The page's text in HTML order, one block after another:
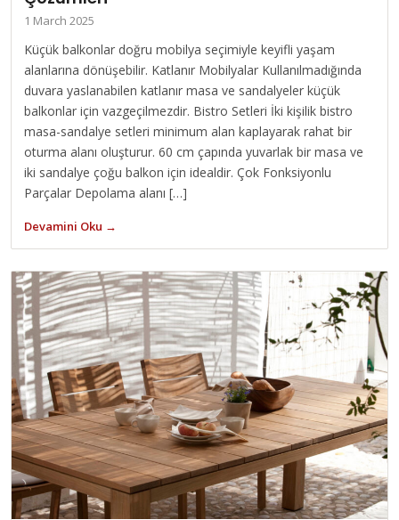
1 March 2025
Küçük balkonlar doğru mobilya seçimiyle keyifli yaşam
alanlarına dönüşebilir. Katlanır Mobilyalar Kullanılmadığında
duvara yaslanabilen katlanır masa ve sandalyeler küçük
balkonlar için vazgeçilmezdir. Bistro Setleri İki kişilik bistro
masa-sandalye setleri minimum alan kaplayarak rahat bir
oturma alanı oluşturur. 60 cm çapında yuvarlak bir masa ve
iki sandalye çoğu balkon için idealdir. Çok Fonksiyonlu
Parçalar Depolama alanı […]
Devamini Oku →